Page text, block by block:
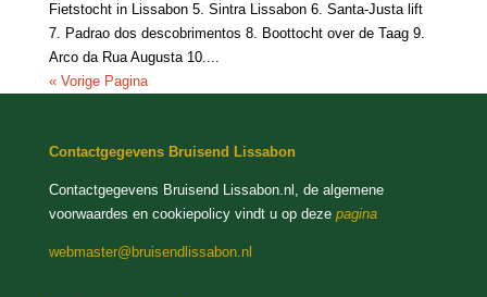
Fietstocht in Lissabon 5. Sintra Lissabon 6. Santa-Justa lift
7. Padrao dos descobrimentos 8. Boottocht over de Taag 9.
Arco da Rua Augusta 10....
« Vorige Pagina
Contactgegevens Bruisend Lissabon
Contactgegevens Bruisend Lissabon.nl, de algemene
voorwaardes en cookiepolicy vindt u op deze pagina
webmaster@bruisendlissabon.nl